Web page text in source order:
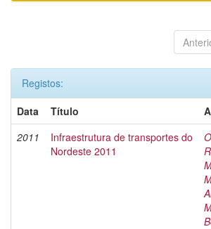
Registos:
Data
Título
2011
Infraestrutura de transportes do
Nordeste 2011